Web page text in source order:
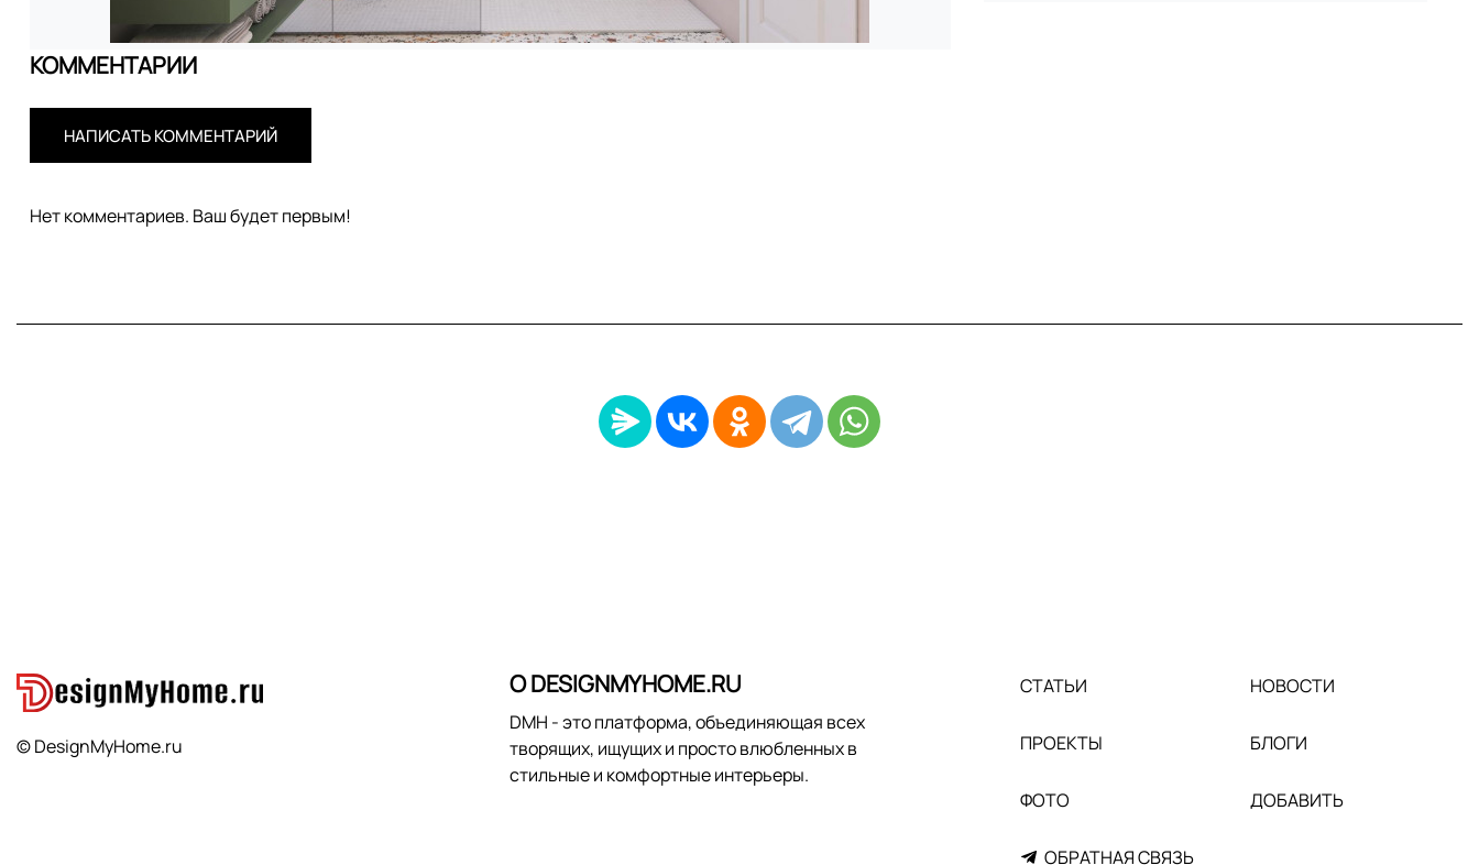
КОММЕНТАРИИ
НАПИСАТЬ КОММЕНТАРИЙ
Нет комментариев. Ваш будет первым!
© DesignMyHome.ru
О DESIGNMYHOME.RU
DMH - это платформа, объединяющая всех
творящих, ищущих и просто влюбленных в
стильные и комфортные интерьеры.
СТАТЬИ НОВОСТИ
ПРОЕКТЫ БЛОГИ
ФОТО ДОБАВИТЬ
ОБРАТНАЯ СВЯЗЬ